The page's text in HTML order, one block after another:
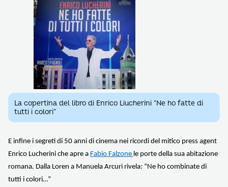
La copertina del libro di Enrico Liucherini “Ne ho fatte di
tutti i colori”
E infine i segreti di 50 anni di cinema nei ricordi del mitico press agent
Enrico Lucherini che apre a Fabio Falzone le porte della sua abitazione
romana. Dalla Loren a Manuela Arcuri rivela: “Ne ho combinate di
tutti i colori…”